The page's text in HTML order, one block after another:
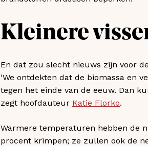
Kleinere
En dat zou slecht nieuws zijn voor de
‘We ontdekten dat de biomassa en
tegen het einde van de eeuw. Dan
zegt hoofdauteur Katie Florko.
Warmere temperaturen hebben de
procent krimpen; ze zullen ook de